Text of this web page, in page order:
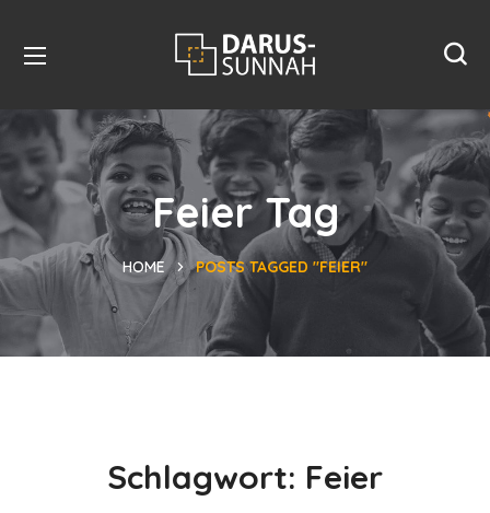
Feier Tag
HOME POSTS TAGGED "FEIER"
Schlagwort: Feier